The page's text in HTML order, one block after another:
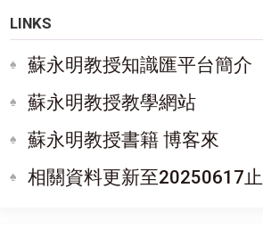
LINKS
蘇永明教授知識匯平台簡介
蘇永明教授教學網站
蘇永明教授書籍 博客來
相關資料更新至20250617止